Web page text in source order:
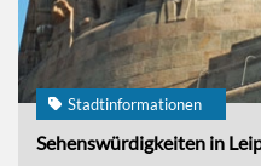
Stadtinformationen
Sehenswürdigkeiten in